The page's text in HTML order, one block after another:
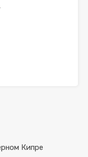
Кипре